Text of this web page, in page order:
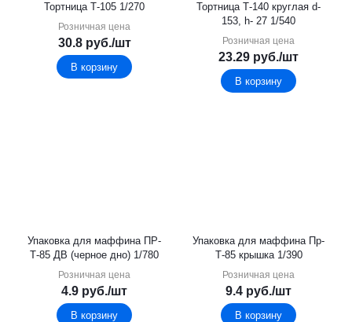
Тортница Т-105 1/270
Розничная цена
30.8руб./шт
В корзину
Тортница Т-140 круглая d-
153, h- 27 1/540
Розничная цена
23.29 руб./шт
В корзину
Упаковка для маффина ПР-
Т-85 ДВ (черное дно) 1/780
Розничная цена
4.9 руб./шт
В корзину
Упаковка для маффина Пр-
Т-85 крышка 1/390
Розничная цена
9.4 руб./шт
В корзину